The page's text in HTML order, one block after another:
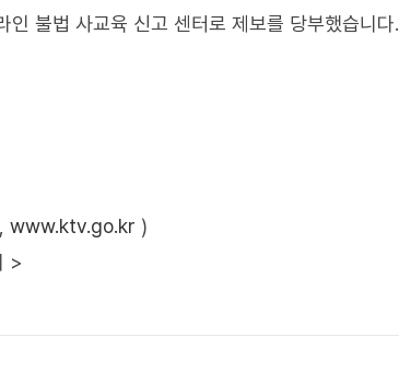
불법 사교육 신고 센터로 제보를 당부했습니다.
www.ktv.go.kr )
>